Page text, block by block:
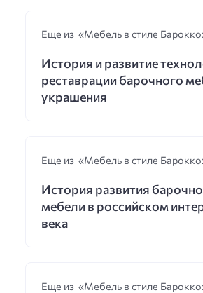
Еще из «Мебель в стиле
История и развитие
реставрации барочного
украшения
Еще из «Мебель в стиле
История развития
мебели в российском
века
Еще из «Мебель в стиле